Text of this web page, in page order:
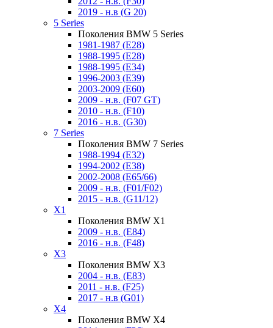
2019 - н.в (G 20)
5 Series
Поколения BMW 5 Series
1981-1987 (E28)
1988-1995 (E28)
1988-1995 (E34)
1996-2003 (E39)
2003-2009 (E60)
2009 - н.в. (F07 GT)
2010 - н.в. (F10)
2016 - н.в. (G30)
7 Series
Поколения BMW 7 Series
1988-1994 (E32)
1994-2002 (E38)
2002-2008 (E65/66)
2009 - н.в. (F01/F02)
2015 - н.в. (G11/12)
X1
Поколения BMW X1
2009 - н.в. (E84)
2016 - н.в. (F48)
X3
Поколения BMW X3
2004 - н.в. (E83)
2011 - н.в. (F25)
2017 - н.в (G01)
X4
Поколения BMW X4